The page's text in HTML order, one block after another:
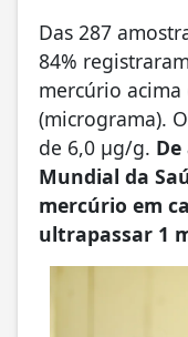
Das 287
84%
mercúrio
(micrograma).
de 6,0 μg/g.
Mundial da
mercúrio em
ultrapassar 1